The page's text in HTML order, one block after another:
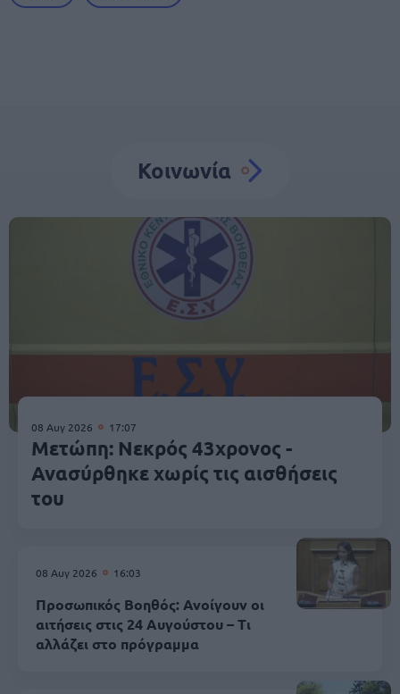
Κοινωνία
08 Αυγ 2026 17:07
Μετώπη: Νεκρός 43χρονος -
Ανασύρθηκε χωρίς τις αισθήσεις
του
08 Αυγ 2026 16:03
Προσωπικός Βοηθός: Ανοίγουν οι
αιτήσεις στις 24 Αυγούστου – Τι
αλλάζει στο πρόγραμμα